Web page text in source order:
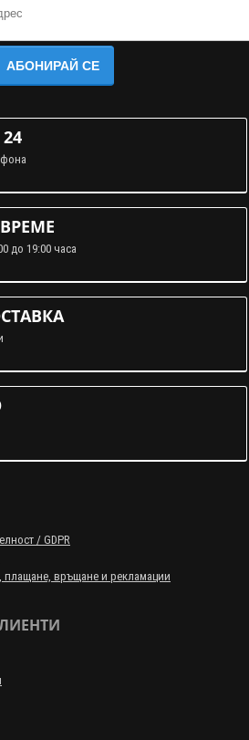
АБОНИРАЙ СЕ
до 19:00 часа
/ GDPR
плащане, връщане и рекламации